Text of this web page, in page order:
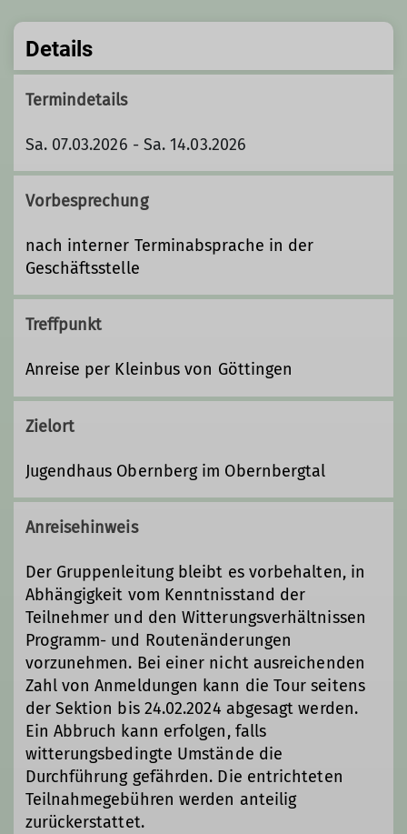
Details
Termindetails
Sa. 07.03.2026 - Sa. 14.03.2026
Vorbesprechung
nach interner Terminabsprache in der
Geschäftsstelle
Treffpunkt
Anreise per Kleinbus von Göttingen
Zielort
Jugendhaus Obernberg im Obernbergtal
Anreisehinweis
Der Gruppenleitung bleibt es vorbehalten, in
Abhängigkeit vom Kenntnisstand der
Teilnehmer und den Witterungsverhältnissen
Programm- und Routenänderungen
vorzunehmen. Bei einer nicht ausreichenden
Zahl von Anmeldungen kann die Tour seitens
der Sektion bis 24.02.2024 abgesagt werden.
Ein Abbruch kann erfolgen, falls
witterungsbedingte Umstände die
Durchführung gefährden. Die entrichteten
Teilnahmegebühren werden anteilig
zurückerstattet.